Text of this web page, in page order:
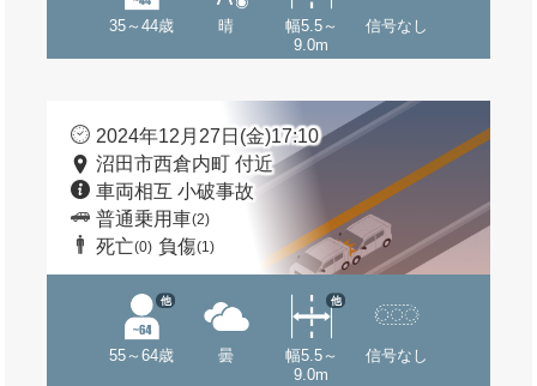
35～44歳 晴
幅5.5～
9.0m
信号なし
2024年12月27日(金)17:10
沼田市西倉内町 付近
車両相互 小破事故
普通乗用車(2)
死亡(0) 負傷(1)
55～64歳
他
曇
幅5.5～
9.0m
他
信号なし